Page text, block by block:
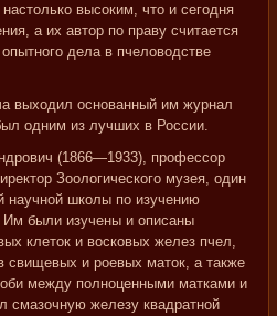
высоким, что и сегодня
а их автор по праву считается
дела в пчеловодстве
выходил основанный им журнал
одним из лучших в России.
(1866—1933), профессор
Зоологического музея, один
научной школы по изучению
были изучены и описаны
клеток и восковых желез пчел,
свищевых и роевых маток, а также
между полноценными матками и
смазочную железу квадратной